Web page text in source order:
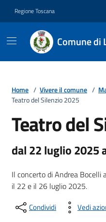
Regione Toscana
Comune di
Home / Vivere il comune /
Teatro del Silenzio 2025
Teatro del
dal 22 luglio 2025
Il concerto di Andrea Bocelli
il 22 e il 26 luglio 2025.
Condividi Vedi